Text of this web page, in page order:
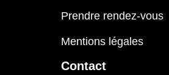
Prendre rendez-vous
Mentions légales
Contact